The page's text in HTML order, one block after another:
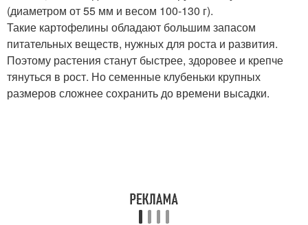
(диаметром от 55 мм и весом 100-130 г).
Такие картофелины обладают большим запасом
питательных веществ, нужных для роста и развития.
Поэтому растения станут быстрее, здоровее и крепче
тянуться в рост. Но семенные клубеньки крупных
размеров сложнее сохранить до времени высадки.